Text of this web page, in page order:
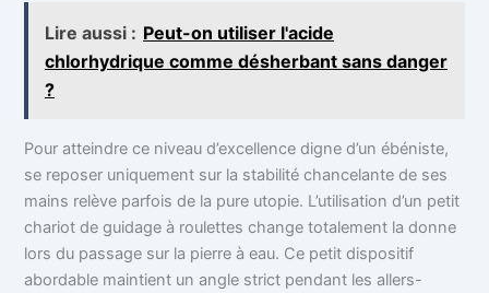
Lire aussi : Peut-on utiliser l'acide
chlorhydrique comme désherbant sans danger
?
Pour atteindre ce niveau d’excellence digne d’un ébéniste,
se reposer uniquement sur la stabilité chancelante de ses
mains relève parfois de la pure utopie. L’utilisation d’un petit
chariot de guidage à roulettes change totalement la donne
lors du passage sur la pierre à eau. Ce petit dispositif
abordable maintient un angle strict pendant les allers-